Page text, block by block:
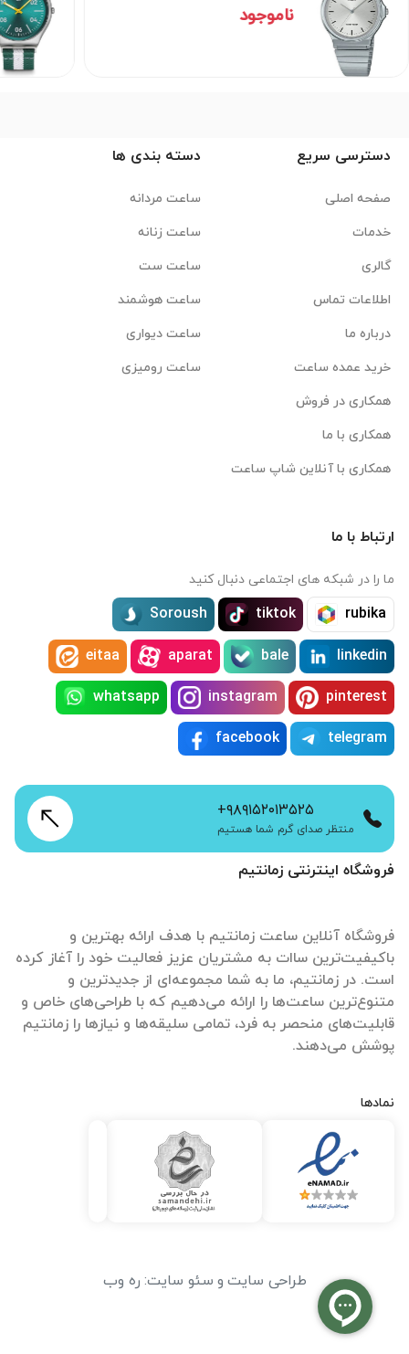
ناموجود
فروشگاه اینترنتی زمانتیم
فروشگاه آنلاین ساعت زمانتیم با هدف ارائه بهترین و
باکیفیت‌ترین ساات‌ به مشتریان عزیز فعالیت خود را آغاز کرده
است. در زمانتیم، ما به شما مجموعه‌ای از جدیدترین و
متنوع‌ترین ساعت‌ها را ارائه می‌دهیم که با طراحی‌های خاص و
قابلیت‌های منحصر به فرد، تمامی سلیقه‌ها و نیازها را زمانتیم
پوشش می‌دهند.
نمادها
دسترسی سریع
صفحه اصلی
خدمات
گالری
اطلاعات تماس
درباره ما
خرید عمده ساعت
همکاری در فروش
همکاری با ما
همکاری با آنلاین شاپ ساعت
دسته بندی ها
ساعت مردانه
ساعت زنانه
ساعت ست
ساعت هوشمند
ساعت دیواری
ساعت رومیزی
ارتباط با ما
ما را در شبکه های اجتماعی دنبال کنید
rubika
tiktok
Soroush
linkedin
bale
aparat
eitaa
pinterest
instagram
whatsapp
telegram
facebook
+۹۸۹۱۵۲۰۱۳۵۲۵
منتظر صدای گرم شما هستیم
طراحی سایت و سئو سایت: ره وب